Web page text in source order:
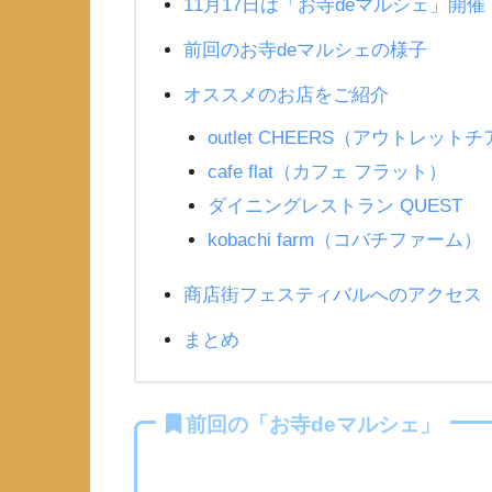
11月17日は「お寺deマルシェ」開催
前回のお寺deマルシェの様子
オススメのお店をご紹介
outlet CHEERS（アウトレットチ
cafe flat（カフェ フラット）
ダイニングレストラン QUEST
kobachi farm（コバチファーム）
商店街フェスティバルへのアクセス
まとめ
前回の「お寺deマルシェ」